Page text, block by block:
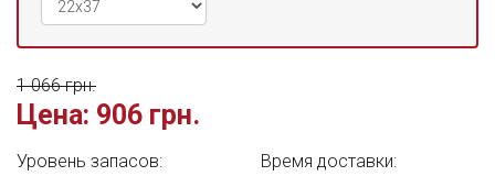
Цена: 906 грн.
1 066 грн.
Уровень запасов: Время доставки: